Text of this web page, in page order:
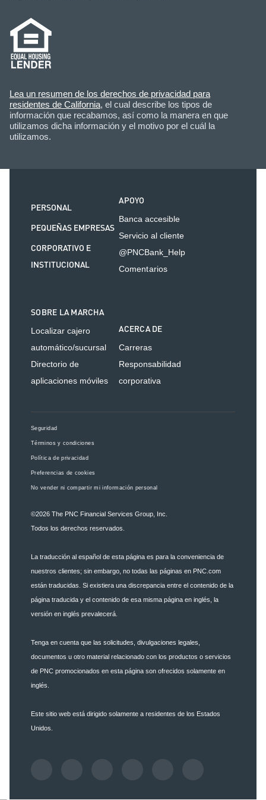
Lea un resumen de los derechos de privacidad para
residentes de California, el cual describe los tipos de
información que recabamos, así como la manera en que
utilizamos dicha información y el motivo por el cuál la
utilizamos.
PERSONAL
PEQUEÑAS EMPRESAS
CORPORATIVO E
INSTITUCIONAL
APOYO
Banca accesible
Servicio al cliente
@PNCBank_Help
Comentarios
SOBRE LA MARCHA
Localizar cajero
automático/sucursal
Directorio de
aplicaciones móviles
ACERCA DE
Carreras
Responsabilidad
corporativa
Seguridad
Términos y condiciones
Política de privacidad
Preferencias de cookies
No vender ni compartir mi información personal
©2026 The PNC Financial Services Group, Inc.
Todos los derechos reservados.
La traducción al español de esta página es para la conveniencia de
nuestros clientes; sin embargo, no todas las páginas en PNC.com
están traducidas. Si existiera una discrepancia entre el contenido de la
página traducida y el contenido de esa misma página en inglés, la
versión en inglés prevalecerá.
Tenga en cuenta que las solicitudes, divulgaciones legales,
documentos u otro material relacionado con los productos o servicios
de PNC promocionados en esta página son ofrecidos solamente en
inglés.
Este sitio web está dirigido solamente a residentes de los Estados
Unidos.